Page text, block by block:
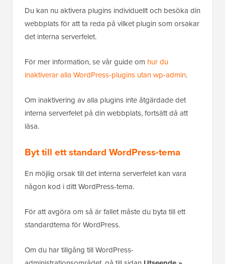
Du kan nu aktivera plugins individuellt och besöka din
webbplats för att ta reda på vilket plugin som orsakar
det interna serverfelet.
För mer information, se vår guide om hur du
inaktiverar alla WordPress-plugins utan wp-admin.
Om inaktivering av alla plugins inte åtgärdade det
interna serverfelet på din webbplats, fortsätt då att
läsa.
Byt till ett standard WordPress-tema
En möjlig orsak till det interna serverfelet kan vara
någon kod i ditt WordPress-tema.
För att avgöra om så är fallet måste du byta till ett
standardtema för WordPress.
Om du har tillgång till WordPress-